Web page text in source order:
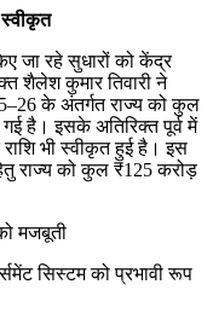
जा रहे सुधारों को केंद्र
शैलेश कुमार तिवारी ने
के अंतर्गत राज्य को कुल
है। इसके अतिरिक्त पूर्व में
भी स्वीकृत हुई है। इस
राज्य को कुल ₹125 करोड़
मजबूती
सिस्टम को प्रभावी रूप